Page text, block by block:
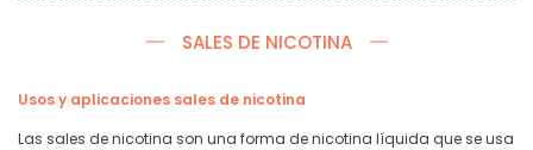
SALES DE NICOTINA
Usos y aplicaciones sales de nicotina
Las sales de nicotina son una forma de nicotina líquida que se usa